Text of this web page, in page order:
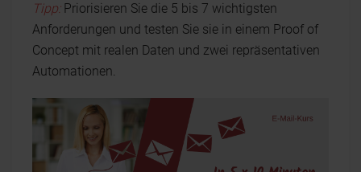
Tipp:Priorisieren Sie die 5 bis 7 wichtigsten
Anforderungen und testen Sie sie in einem Proof of
Concept mit realen Daten und zwei repräsentativen
Automationen.